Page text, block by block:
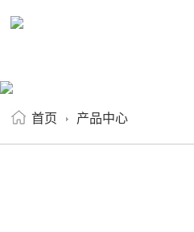
首页 产品中心